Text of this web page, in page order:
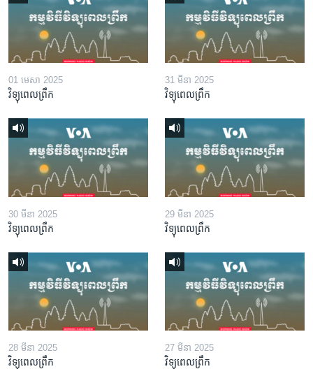
01 មេសា 2025
វិទ្យុពេលព្រឹក
31 មីនា 2025
វិទ្យុពេលព្រឹក
30 មីនា 2025
វិទ្យុពេលព្រឹក
29 មីនា 2025
វិទ្យុពេលព្រឹក
28 មីនា 2025
វិទ្យុពេលព្រឹក
27 មីនា 2025
វិទ្យុពេលព្រឹក